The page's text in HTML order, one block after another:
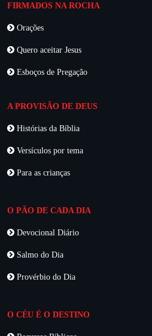
FIRMADOS NA ROCHA
Orações
Quero aceitar Jesus
Esboços de Pregação
A PROVISÃO DE DEUS
Histórias da Bíblia
Versículos por tema
Para as crianças
O PÃO DE CADA DIA
Devocional Diário
Salmo do Dia
Provérbio do Dia
O CÉU É O DESTINO